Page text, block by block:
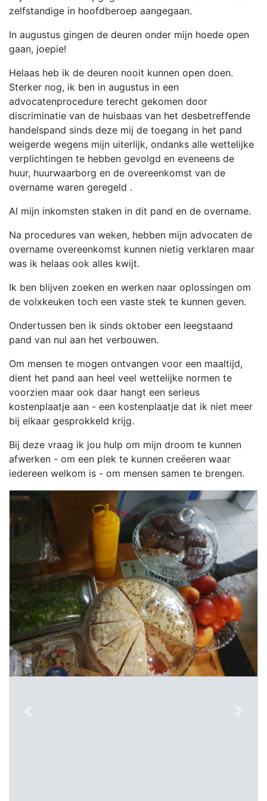
zelfstandige in hoofdberoep aangegaan.
In augustus gingen de deuren onder mijn hoede open
gaan, joepie!
Helaas heb ik de deuren nooit kunnen open doen.
Sterker nog, ik ben in augustus in een
advocatenprocedure terecht gekomen door
discriminatie van de huisbaas van het desbetreffende
handelspand sinds deze mij de toegang in het pand
weigerde wegens mijn uiterlijk, ondanks alle wettelijke
verplichtingen te hebben gevolgd en eveneens de
huur, huurwaarborg en de overeenkomst van de
overname waren geregeld .
Al mijn inkomsten staken in dit pand en de overname.
Na procedures van weken, hebben mijn advocaten de
overname overeenkomst kunnen nietig verklaren maar
was ik helaas ook alles kwijt.
Ik ben blijven zoeken en werken naar oplossingen om
de volxkeuken toch een vaste stek te kunnen geven.
Ondertussen ben ik sinds oktober een leegstaand
pand van nul aan het verbouwen.
Om mensen te mogen ontvangen voor een maaltijd,
dient het pand aan heel veel wettelijke normen te
voorzien maar ook daar hangt een serieus
kostenplaatje aan - een kostenplaatje dat ik niet meer
bij elkaar gesprokkeld krijg.
Bij deze vraag ik jou hulp om mijn droom te kunnen
afwerken - om een plek te kunnen creëeren waar
iedereen welkom is - om mensen samen te brengen.